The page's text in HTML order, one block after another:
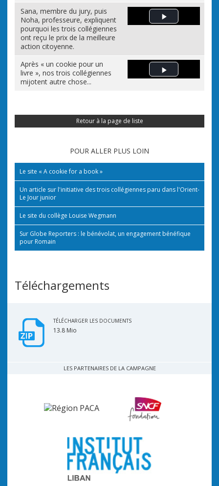
Sana, membre du jury, puis
Noha, professeure, expliquent
pourquoi les trois collégiennes
ont reçu le prix de la meilleure
action citoyenne.
Play Video
Après « un cookie pour un
livre », nos trois collégiennes
mijotent autre chose...
Play Video
Retour à la page de liste
POUR ALLER PLUS LOIN
Le site « A cookie for a book »
Un article sur l'initiative des trois collégiennes paru dans l'Orient-
Le Jour junior
Le site du collège Louise Wegmann
Sur Globe Reporters : le bénévolat, un engagement bénéfique
pour Romain
Téléchargements
TÉLÉCHARGER LES DOCUMENTS
13.8 Mio
LES PARTENAIRES DE LA CAMPAGNE